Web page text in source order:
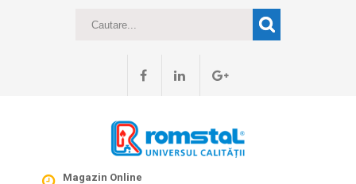
Magazin Online